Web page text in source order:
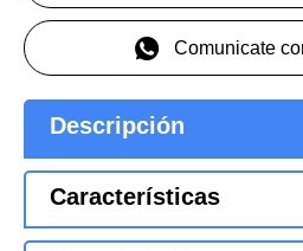
Comunicate
Descripción
Características